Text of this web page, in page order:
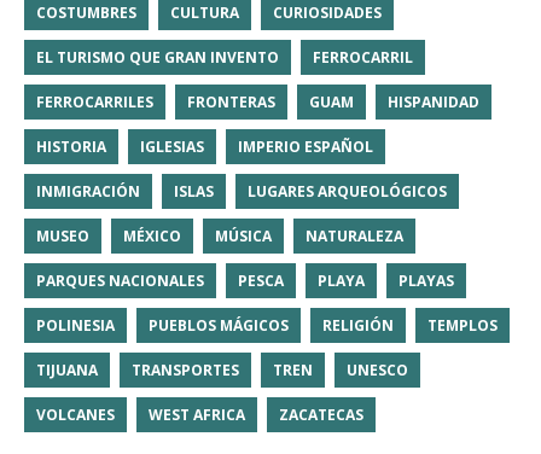
COSTUMBRES CULTURA CURIOSIDADES
EL TURISMO QUE GRAN INVENTO FERROCARRIL
FERROCARRILES FRONTERAS GUAM HISPANIDAD
HISTORIA IGLESIAS IMPERIO ESPAÑOL
INMIGRACIÓN ISLAS LUGARES ARQUEOLÓGICOS
MUSEO MÉXICO MÚSICA NATURALEZA
PARQUES NACIONALES PESCA PLAYA PLAYAS
POLINESIA PUEBLOS MÁGICOS RELIGIÓN TEMPLOS
TIJUANA TRANSPORTES TREN UNESCO
VOLCANES WEST AFRICA ZACATECAS